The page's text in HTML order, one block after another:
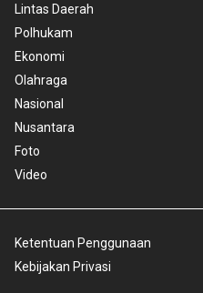
Lintas Daerah
Polhukam
Ekonomi
Olahraga
Nasional
Nusantara
Foto
Video
Ketentuan Penggunaan
Kebijakan Privasi